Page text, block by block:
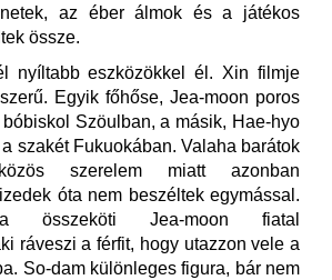
az éber álmok és a játékos
össze.
nyíltabb eszközökkel él. Xin filmje
Egyik főhőse, Jea-moon poros
Szöulban, a másik, Hae-hyo
szakét Fukuokában. Valaha barátok
szerelem miatt azonban
óta nem beszéltek egymással.
összeköti Jea-moon fiatal
ráveszi a férfit, hogy utazzon vele a
So-dam különleges figura, bár nem